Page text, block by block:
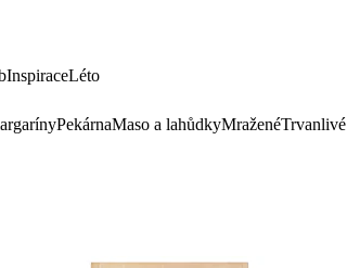
InspiraceLéto
PekárnaMaso a lahůdkyMraženéTrvanlivé